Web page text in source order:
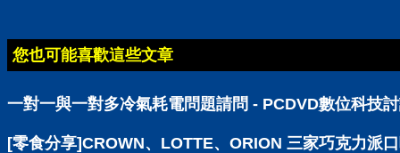
您也可能喜歡這些文章
一對一與一對多冷氣耗電問題請問 - PCDVD數位科技
[零食分享]CROWN、LOTTE、ORION 三家巧克力派